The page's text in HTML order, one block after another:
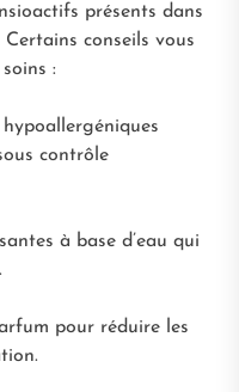
présents dans
Certains conseils vous
:
contrôle
à base d’eau qui
pour réduire les